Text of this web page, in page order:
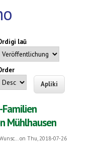
laŭ
Mühlhausen
on Thu, 2018-07-26